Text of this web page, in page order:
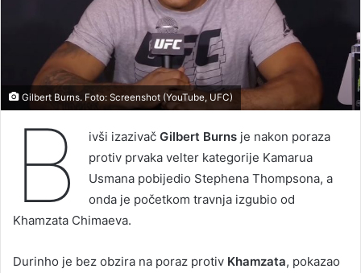
Gilbert Burns. Foto: Screenshot (YouTube, UFC)
B ivši izazivač Gilbert Burnsje nakon poraza
protiv prvaka velter kategorije Kamarua
Usmana pobijedio Stephena Thompsona, a
onda je početkom travnja izgubio od
Khamzata Chimaeva.
Durinho je bez obzira na poraz protiv Khamzata, pokazao